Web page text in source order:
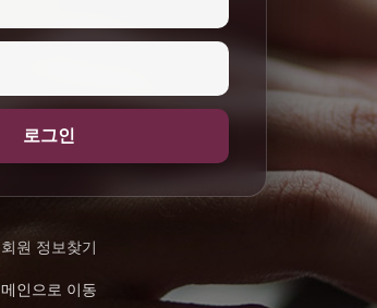
로그인
회원 정보찾기
메인으로 이동